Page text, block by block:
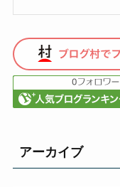
アーカイブ